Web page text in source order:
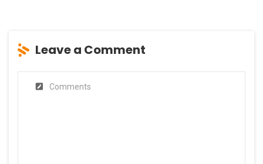
Leave a Comment